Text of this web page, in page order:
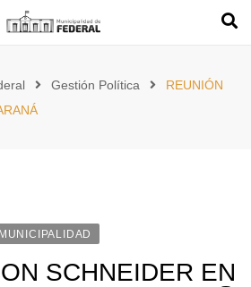
Gestión Política
REUNIÓN
MUNICIPALIDAD
SCHNEIDER EN